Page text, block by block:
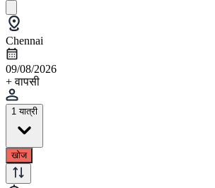
Chennai
09/08/2026
+ वापसी
1 यात्री
खोज